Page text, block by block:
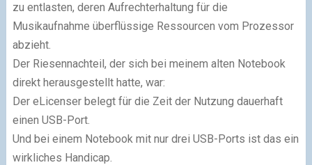
zu entlasten, deren Auf­recht­er­hal­tung für die
Musikaufnahme überflüssige Ressourcen vom Prozessor
ab­zieht.
Der Riesennachteil, der sich bei meinem alten Notebook
direkt herausgestellt hatte, war:
Der eLicenser belegt für die Zeit der Nutzung dauerhaft
einen USB-Port.
Und bei einem Notebook mit nur drei USB-Ports ist das ein
wirkliches Handicap.